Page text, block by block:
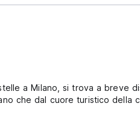
a Milano, si trova a breve
che dal cuore turistico della